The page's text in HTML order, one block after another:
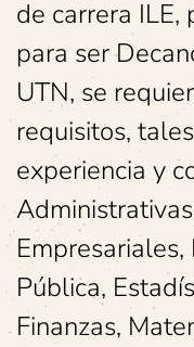
de carrera
para ser
UTN, se
requisitos,
experiencia y
Pública,
Finanzas,